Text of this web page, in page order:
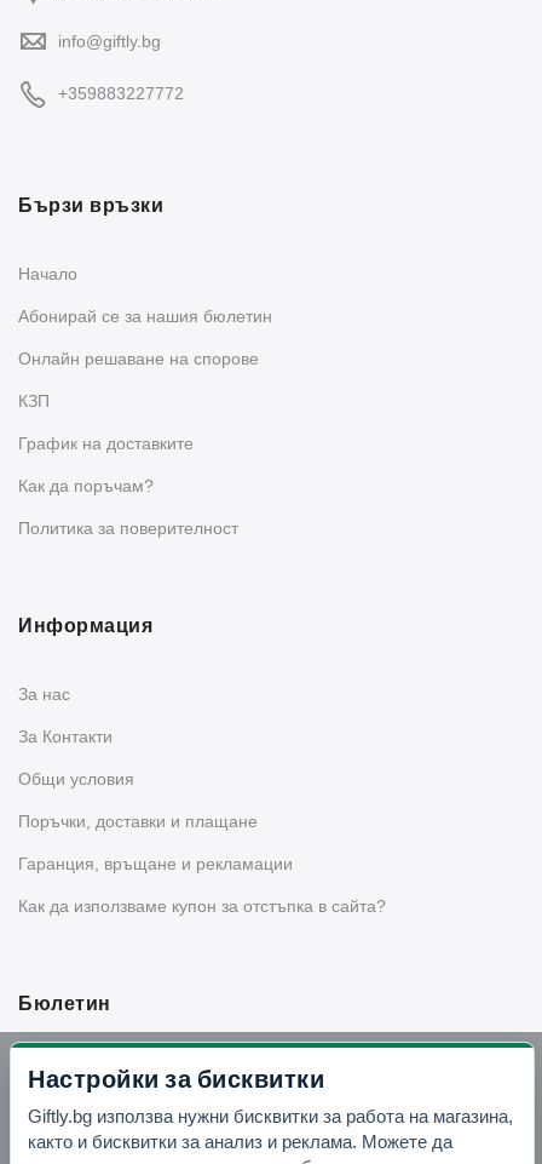
info@giftly.bg
+359883227772
Бързи връзки
Начало
Абонирай се за нашия бюлетин
Oнлайн решаване на спорове
КЗП
График на доставките
Как да поръчам?
Политика за поверителност
Информация
За нас
За Контакти
Общи условия
Поръчки, доставки и плащане
Гаранция, връщане и рекламации
Как да използваме купон за отстъпка в сайта?
Бюлетин
Вземи -10% отстъпка в Telegram
Отвори Telegram
Настройки за бисквитки
Giftly.bg използва нужни бисквитки за работа на магазина,
както и бисквитки за анализ и реклама. Можете да